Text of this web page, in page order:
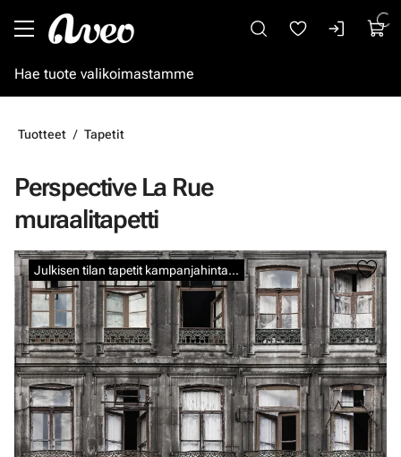
Tuotteet Tapetit
Perspective La Rue
muraalitapetti
Julkisen tilan tapetit kampanjahintaan
Ohita kuvat